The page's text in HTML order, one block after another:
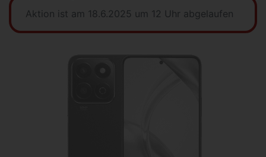
Aktion ist am 18.6.2025 um 12 Uhr abgelaufen